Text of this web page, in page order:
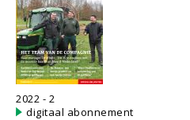
2022 - 2
digitaal abonnement